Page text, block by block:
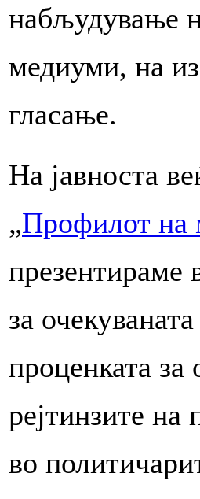
набљудување
медиуми, на
гласање.
На јавноста
„Профилот на
презентираме
за
проценката за
рејтинзите на
во